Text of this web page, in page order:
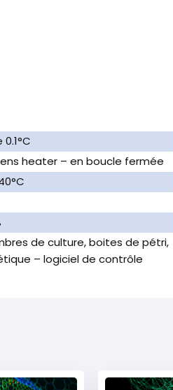
heater – en boucle fermée
de culture, boites de pétri,
– logiciel de contrôle